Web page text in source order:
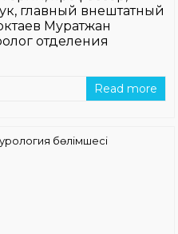
главный внештатный
Муратжан
отделения
Read more
бөлімшесі